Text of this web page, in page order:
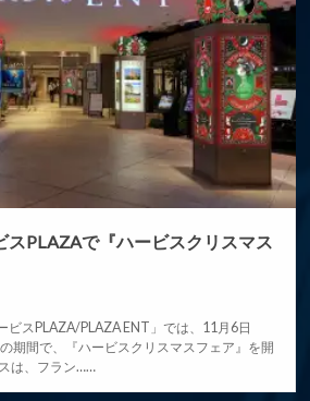
スPLAZAで『ハービスクリスマス
ビスPLAZA/PLAZA ENT」では、11月6日
期間で、『ハービスクリスマスフェア』を開
は、フラン……